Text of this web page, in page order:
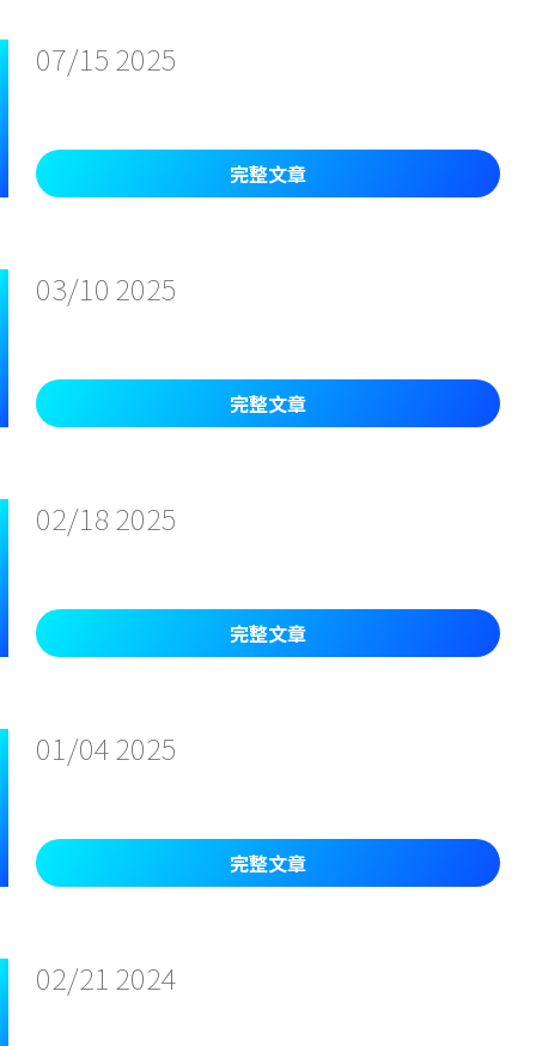
07/15 2025
完整文章
03/10 2025
完整文章
02/18 2025
完整文章
01/042025
完整文章
02/21 2024